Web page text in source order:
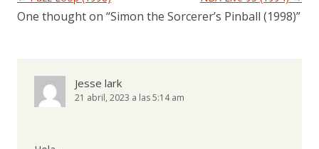
One thought on “Simon the Sorcerer’s Pinball (1998)”
Jesse lark
21 abril, 2023 a las 5:14 am